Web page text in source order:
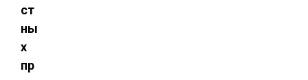
ст
ны
х
пр